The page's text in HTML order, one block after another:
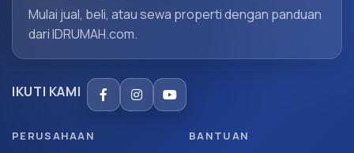
Mulai jual, beli, atau sewa properti dengan panduan
dari IDRUMAH.com.
IKUTI KAMI
PERUSAHAAN BANTUAN